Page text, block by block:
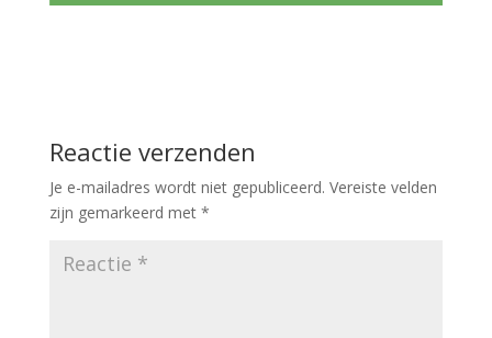
Reactie verzenden
Je e-mailadres wordt niet gepubliceerd. Vereiste velden
zijn gemarkeerd met *